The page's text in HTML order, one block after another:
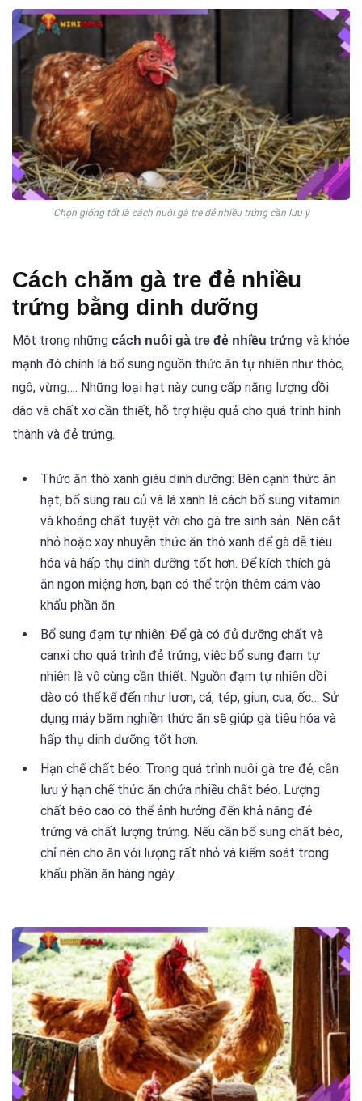
Chọn giống tốt là cách nuôi gà tre đẻ nhiều trứng cần lưu ý
Cách chăm gà tre đẻ nhiều
trứng bằng dinh dưỡng
Một trong những cách nuôi gà tre đẻ nhiều trứng và khỏe
mạnh đó chính là bổ sung nguồn thức ăn tự nhiên như thóc,
ngô, vừng…. Những loại hạt này cung cấp năng lượng dồi
dào và chất xơ cần thiết, hỗ trợ hiệu quả cho quá trình hình
thành và đẻ trứng.
Thức ăn thô xanh giàu dinh dưỡng: Bên cạnh thức ăn
hạt, bổ sung rau củ và lá xanh là cách bổ sung vitamin
và khoáng chất tuyệt vời cho gà tre sinh sản. Nên cắt
nhỏ hoặc xay nhuyễn thức ăn thô xanh để gà dễ tiêu
hóa và hấp thụ dinh dưỡng tốt hơn. Để kích thích gà
ăn ngon miệng hơn, bạn có thể trộn thêm cám vào
khẩu phần ăn.
Bổ sung đạm tự nhiên: Để gà có đủ dưỡng chất và
canxi cho quá trình đẻ trứng, việc bổ sung đạm tự
nhiên là vô cùng cần thiết. Nguồn đạm tự nhiên dồi
dào có thể kể đến như lươn, cá, tép, giun, cua, ốc… Sử
dụng máy băm nghiền thức ăn sẽ giúp gà tiêu hóa và
hấp thụ dinh dưỡng tốt hơn.
Hạn chế chất béo: Trong quá trình nuôi gà tre đẻ, cần
lưu ý hạn chế thức ăn chứa nhiều chất béo. Lượng
chất béo cao có thể ảnh hưởng đến khả năng đẻ
trứng và chất lượng trứng. Nếu cần bổ sung chất béo,
chỉ nên cho ăn với lượng rất nhỏ và kiểm soát trong
khẩu phần ăn hàng ngày.